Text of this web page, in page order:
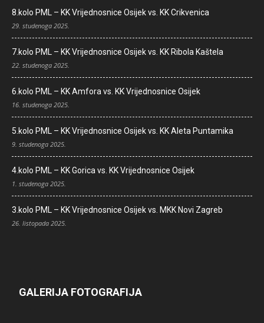
8.kolo PML – KK Vrijednosnice Osijek vs. KK Crikvenica
29. studenoga 2025.
7.kolo PML – KK Vrijednosnice Osijek vs. KK Ribola Kaštela
22. studenoga 2025.
6.kolo PML – KK Amfora vs. KK Vrijednosnice Osijek
16. studenoga 2025.
5.kolo PML – KK Vrijednosnice Osijek vs. KK Aleta Puntamika
9. studenoga 2025.
4.kolo PML – KK Gorica vs. KK Vrijednosnice Osijek
1. studenoga 2025.
3.kolo PML – KK Vrijednosnice Osijek vs. MKK Novi Zagreb
26. listopada 2025.
GALERIJA FOTOGRAFIJA